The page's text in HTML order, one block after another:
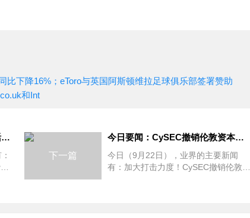
下降16%；eToro与英国阿斯顿维拉足球俱乐部签署赞助
和Int
今日要闻：盈透证券取消每月不活跃账户管理费；Tigress Financial Partners成为纽交所会员，StoneX表示祝贺；扩大加密产品范围！Swissquote新增Polkadot供客户交
下一篇
今日要闻：CySEC撤销伦敦资本集团（塞浦路斯）的CIF牌照；TMGM与意大利传奇门将吉安路易吉·布冯合作；Britannia Global Markets推出新的主经纪业务解决方案....
今日（9月22日），业界的主要新闻
有：加大打击力度！CySEC撤销伦敦资